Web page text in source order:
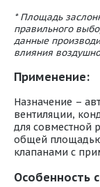
* Площадь
правильного
данные
влияния
Применение:
Назначение –
вентиляции,
для совместной
общей
клапанами с
Особенность